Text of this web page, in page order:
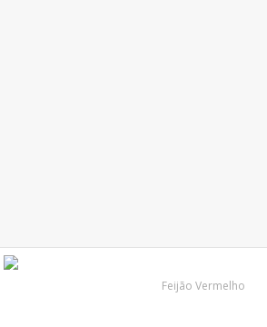
Feijão Vermelho